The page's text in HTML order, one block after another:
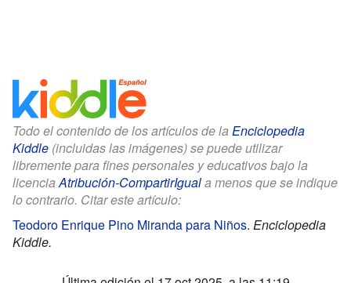
Todo el contenido de los artículos de la Enciclopedia
Kiddle (incluidas las imágenes) se puede utilizar
libremente para fines personales y educativos bajo la
licenciaAtribución-CompartirIguala menos que se indique
lo contrario. Citar este artículo:
Teodoro Enrique Pino Miranda para Niños. Enciclopedia
Kiddle.